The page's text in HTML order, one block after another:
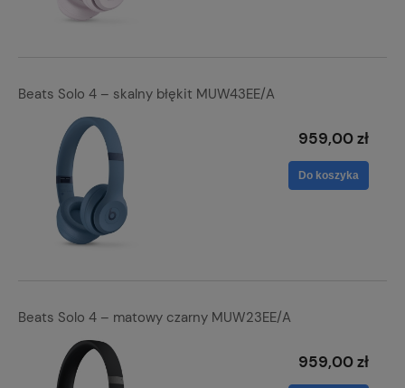
Beats Solo 4 – skalny błękit MUW43EE/A
959,00 zł
Do koszyka
Beats Solo 4 – matowy czarny MUW23EE/A
959,00 zł